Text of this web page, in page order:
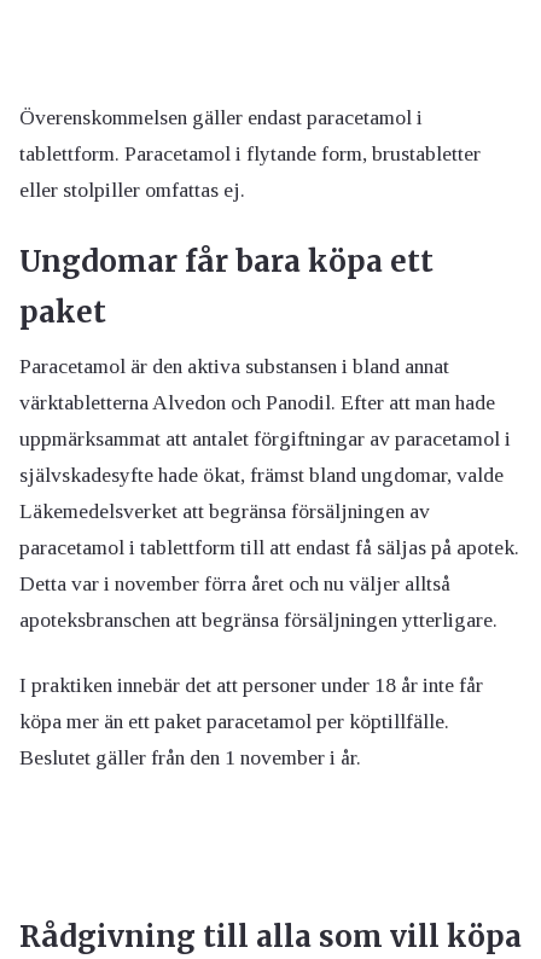
Överenskommelsen gäller endast paracetamol i
tablettform. Paracetamol i flytande form, brustabletter
eller stolpiller omfattas ej.
Ungdomar får bara köpa ett
paket
Paracetamol är den aktiva substansen i bland annat
värktabletterna Alvedon och Panodil. Efter att man hade
uppmärksammat att antalet förgiftningar av paracetamol i
självskadesyfte hade ökat, främst bland ungdomar, valde
Läkemedelsverket att begränsa försäljningen av
paracetamol i tablettform till att endast få säljas på apotek.
Detta var i november förra året och nu väljer alltså
apoteksbranschen att begränsa försäljningen ytterligare.
I praktiken innebär det att personer under 18 år inte får
köpa mer än ett paket paracetamol per köptillfälle.
Beslutet gäller från den 1 november i år.
Rådgivning till alla som vill köpa